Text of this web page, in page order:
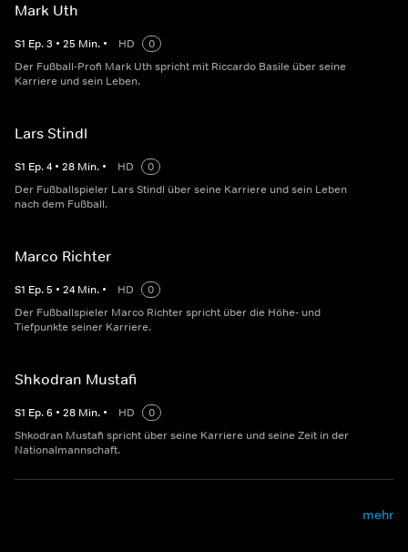
Mark Uth
S1 Ep.3 • 25 Min. • HD
0
Der Fußball-Profi Mark Uth spricht mit Riccardo Basile über seine
Karriere und sein Leben.
Lars Stindl
S1 Ep.4 • 28 Min. • HD
0
Der Fußballspieler Lars Stindl über seine Karriere und sein Leben
nach dem Fußball.
Marco Richter
S1 Ep.5 • 24 Min. • HD
0
Der Fußballspieler Marco Richter spricht über die Höhe- und
Tiefpunkte seiner Karriere.
Shkodran Mustafi
S1 Ep.6 • 28 Min. • HD
0
Shkodran Mustafi spricht über seine Karriere und seine Zeit in der
Nationalmannschaft.
mehr